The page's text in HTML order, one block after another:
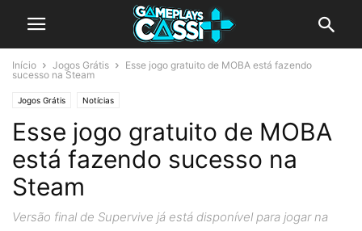
Início Jogos Grátis
Esse jogo gratuito de MOBA está fazendo
sucesso na Steam
Jogos Grátis Notícias
Esse jogo gratuito de MOBA
está fazendo sucesso na
Steam
Versão final de Supervive já está disponível para jogar na